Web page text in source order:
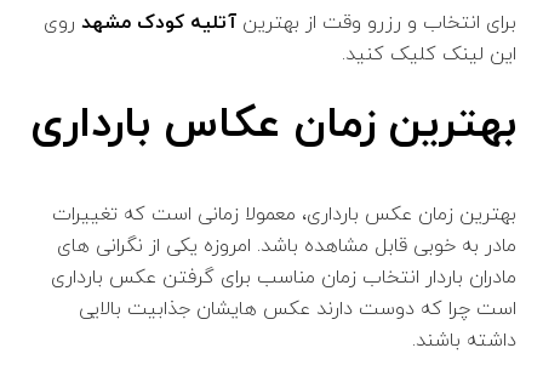
برای انتخاب و رزرو وقت از بهترینآتلیه کودک مشهد روی
این لینک کلیک کنید.
بهترین زمان عکاس بارداری
بهترین زمان عکس بارداری، معمولا زمانی است که تغییرات
مادر به خوبی قابل مشاهده باشد. امروزه یکی از نگرانی های
مادران باردار انتخاب زمان مناسب برای گرفتن عکس بارداری
است چرا که دوست دارند عکس هایشان جذابیت بالایی
داشته باشند.